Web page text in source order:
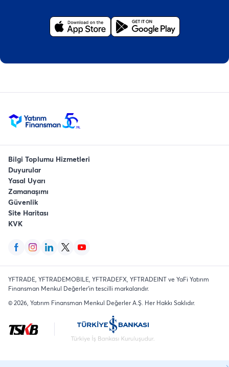
Bilgi Toplumu Hizmetleri
Duyurular
Yasal Uyarı
Zamanaşımı
Güvenlik
Site Haritası
KVK
YFTRADE, YFTRADEMOBILE, YFTRADEFX, YFTRADEINT ve YaFi Yatırım
Finansman Menkul Değerler'in tescilli markalarıdır.
©2026 , Yatırım Finansman Menkul Değerler A.Ş. Her Hakkı Saklıdır.